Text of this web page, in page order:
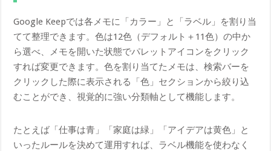
Google Keepでは各メモに「カラー」と「ラベル」を割り当
てて整理できます。色は12色（デフォルト＋11色）の中か
ら選べ、メモを開いた状態でパレットアイコンをクリック
すれば変更できます。色を割り当てたメモは、検索バーを
クリックした際に表示される「色」セクションから絞り込
むことができ、視覚的に強い分類軸として機能します。
たとえば「仕事は青」「家庭は緑」「アイデアは黄色」と
いったルールを決めて運用すれば、ラベル機能を使わなく